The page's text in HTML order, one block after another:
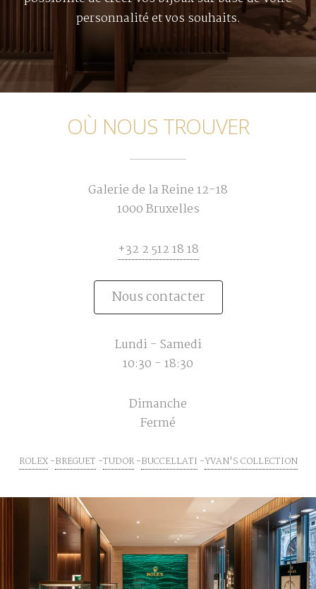
personnalité et vos souhaits.
OÙ NOUS TROUVER
Galerie de la Reine 12-18
1000 Bruxelles
+32 2 512 18 18
Nous contacter
Lundi - Samedi
10:30 - 18:30
Dimanche
Fermé
ROLEX BREGUET TUDOR BUCCELLATI YVAN'S COLLECTION